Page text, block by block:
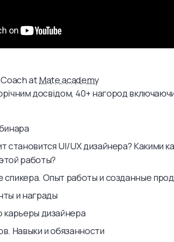
atMate academy
досвідом, 40+ нагород
становится UI/UX дизайнера? Какими
работы?
спикера. Опыт работы и созданные
и награды
карьеры дизайнера
Навыки и обязанности